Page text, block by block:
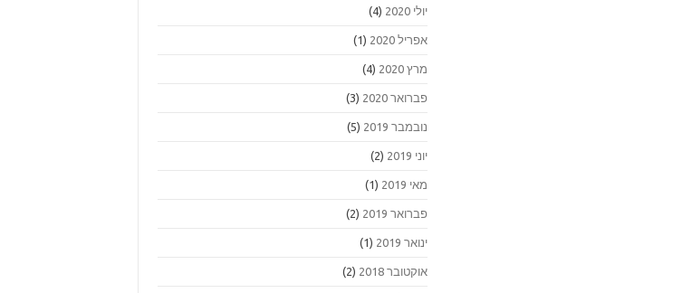
יולי 2020 (4)
אפריל 2020 (1)
מרץ 2020 (4)
פברואר 2020 (3)
נובמבר 2019 (5)
יוני 2019 (2)
מאי 2019 (1)
פברואר 2019 (2)
ינואר 2019 (1)
אוקטובר 2018 (2)